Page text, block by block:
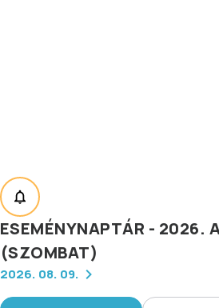
ESEMÉNYNAPTÁR - 2026.
(SZOMBAT)
2026. 08. 09.